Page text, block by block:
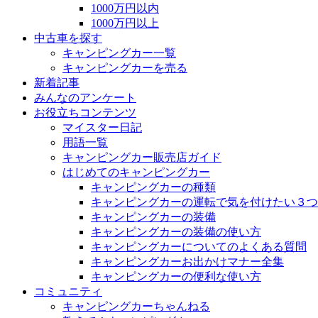
1000万円以内
1000万円以上
中古車を探す
キャンピングカー一覧
キャンピングカーを売る
新着記事
みんなのアンケート
お役立ちコンテンツ
マイスター日記
用語一覧
キャンピングカー販売店ガイド
はじめてのキャンピングカー
キャンピングカーの種類
キャンピングカーの運転で気を付けたい３
キャンピングカーの装備
キャンピングカーの装備の使い方
キャンピングカーについてのよくある質問
キャンピングカーお出かけマナー全集
キャンピングカーの便利な使い方
コミュニティ
キャンピングカーちゃんねる